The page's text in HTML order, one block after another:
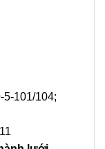
5-101/104;